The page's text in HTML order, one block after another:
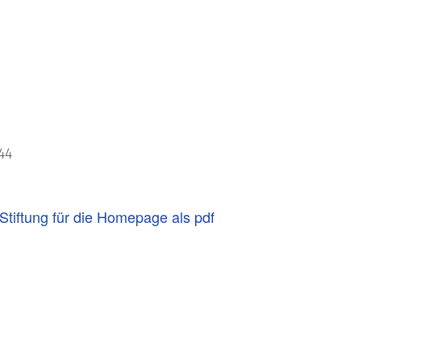
für die Homepage als pdf